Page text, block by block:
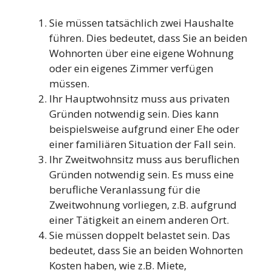
Sie müssen tatsächlich zwei Haushalte
führen. Dies bedeutet, dass Sie an beiden
Wohnorten über eine eigene Wohnung
oder ein eigenes Zimmer verfügen
müssen.
Ihr Hauptwohnsitz muss aus privaten
Gründen notwendig sein. Dies kann
beispielsweise aufgrund einer Ehe oder
einer familiären Situation der Fall sein.
Ihr Zweitwohnsitz muss aus beruflichen
Gründen notwendig sein. Es muss eine
berufliche Veranlassung für die
Zweitwohnung vorliegen, z.B. aufgrund
einer Tätigkeit an einem anderen Ort.
Sie müssen doppelt belastet sein. Das
bedeutet, dass Sie an beiden Wohnorten
Kosten haben, wie z.B. Miete,